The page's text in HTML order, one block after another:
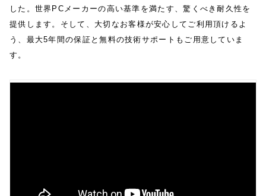
した。世界PCメーカーの⾼い基準を満たす、驚くべき耐久性を
提供します。そして、⼤切なお客様が安⼼してご利⽤頂けるよ
う、最⼤5年間の保証と無料の技術サポートもご⽤意していま
す。